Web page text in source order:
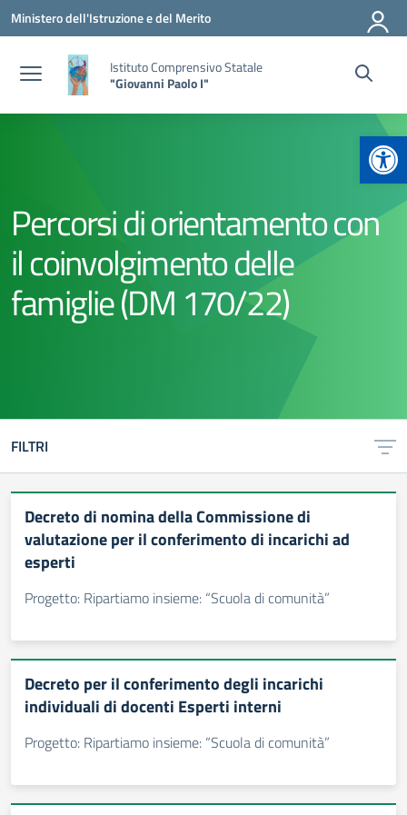
Vai ai contenuti
Vai al menu di navigazione
Vai al footer
Ministero dell'Istruzione e del Merito
Istituto Comprensivo Statale
"Giovanni Paolo I"
Percorsi di orientamento con
il coinvolgimento delle
famiglie (DM 170/22)
FILTRI
Decreto di nomina della Commissione di
valutazione per il conferimento di incarichi ad
esperti
Progetto: Ripartiamo insieme: “Scuola di comunità”
Decreto per il conferimento degli incarichi
individuali di docenti Esperti interni
Progetto: Ripartiamo insieme: “Scuola di comunità”